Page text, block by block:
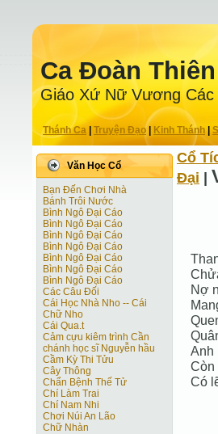
Ca Ðoàn
Giáo Xứ Nữ Vương
Thánh Ca Truyện Ðạo| Kinh Thánh
Văn Học Cổ
Bạn Đến Chơi Nhà
Bánh Trôi Nước
Bình Ngô Đại Cáo
Bình Ngô Đại Cáo
Bình Ngô Đại Cáo
Bình Ngô Đại Cáo
Bình Ngô Đại Cáo
Bình Ngô Đại Cáo
Bình Ngô Đại Cáo
Các Câu Đối
Cái Học Nhà Nho -- Cái
Chữ Nho
Cái Qua.t
Cảm cựu kiêm trình Cần
chánh học sĩ Nguyễn hầu
Cầm Kỳ Thi Tửu
Cây Thông
Chẩn Bệnh Thế Tử
Chí Làm Trai
Chí Nam Nhi
Chơi Núi An Lão
Chữ Nhàn
Cổ
Ðại
Nợ
Anh
Còn
Có